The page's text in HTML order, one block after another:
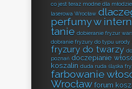
co jest teraz modne dla
laserowa Wrocław
perfumy w
tanie dobieranie fryzur
dobranie fryzury do typu urody
fryzury do twarzy
poznań doczepianie
koszalin duda ruda śląska
farbowanie
Wrocław forum